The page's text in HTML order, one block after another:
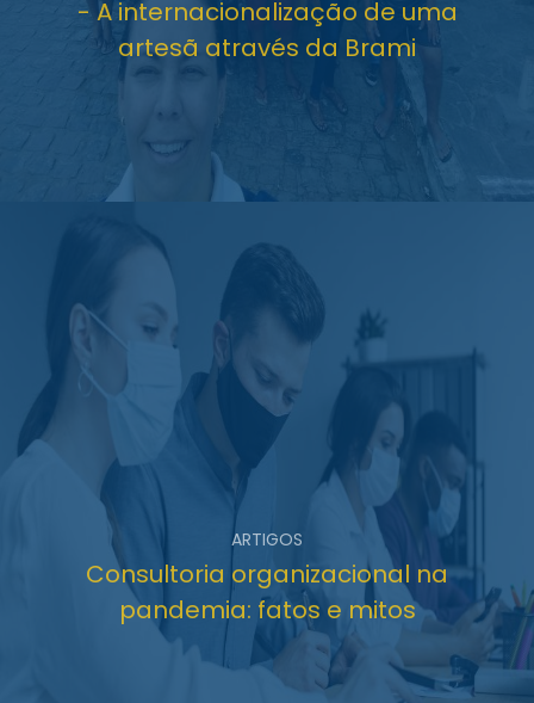
- A internacionalização de uma
artesã através da Brami
ARTIGOS
Consultoria organizacional na
pandemia: fatos e mitos